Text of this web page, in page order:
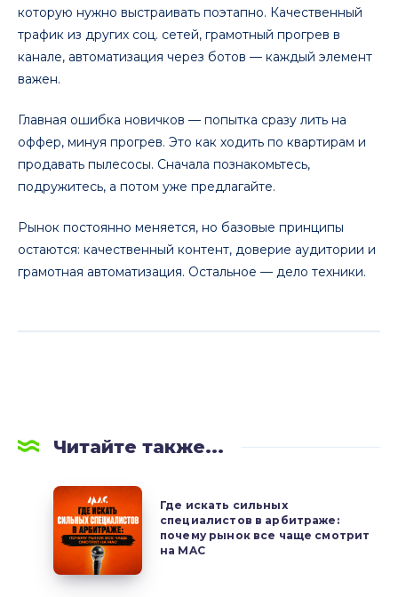
которую нужно выстраивать поэтапно. Качественный
трафик из других соц. сетей, грамотный прогрев в
канале, автоматизация через ботов — каждый элемент
важен.
Главная ошибка новичков — попытка сразу лить на
оффер, минуя прогрев. Это как ходить по квартирам и
продавать пылесосы. Сначала познакомьтесь,
подружитесь, а потом уже предлагайте.
Рынок постоянно меняется, но базовые принципы
остаются: качественный контент, доверие аудитории и
грамотная автоматизация. Остальное — дело техники.
Читайте также...
Где
искать
сильных
специалистов
Где искать сильных
специалистов в арбитраже:
почему рынок все чаще смотрит
на MAC